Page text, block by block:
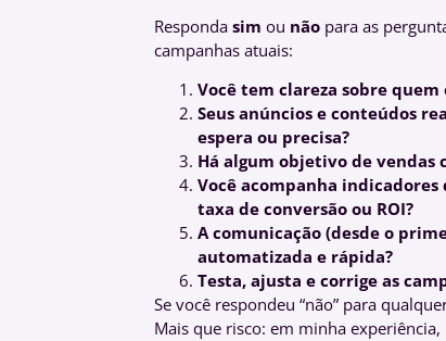
Responda sim ou não para as
campanhas atuais:
Você tem clareza sobre
Seus anúncios e conteúdos
espera ou precisa?
Há algum objetivo de vendas
Você acompanha
taxa de conversão ou ROI?
A comunicação (desde o
automatizada e rápida?
Testa, ajusta e corrige as
Se você respondeu “não” para
Mais que risco: em minha